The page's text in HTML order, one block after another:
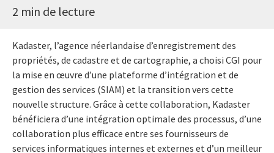
2 min de lecture
Kadaster, l’agence néerlandaise d’enregistrement des
propriétés, de cadastre et de cartographie, a choisi CGI pour
la mise en œuvre d’une plateforme d’intégration et de
gestion des services (SIAM) et la transition vers cette
nouvelle structure. Grâce à cette collaboration, Kadaster
bénéficiera d’une intégration optimale des processus, d’une
collaboration plus efficace entre ses fournisseurs de
services informatiques internes et externes et d’un meilleur